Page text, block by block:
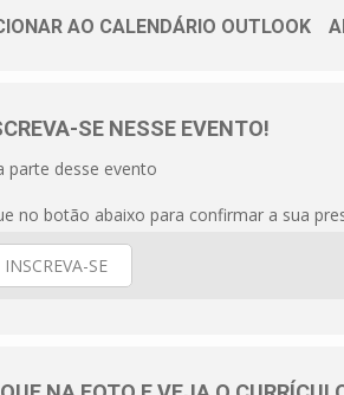
AO CALENDÁRIO OUTLOOK
SE NESSE EVENTO!
parte desse evento
no botão abaixo para confirmar a sua
INSCREVA-SE